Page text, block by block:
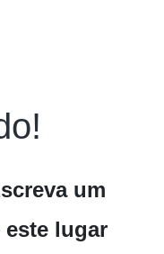
um
lugar